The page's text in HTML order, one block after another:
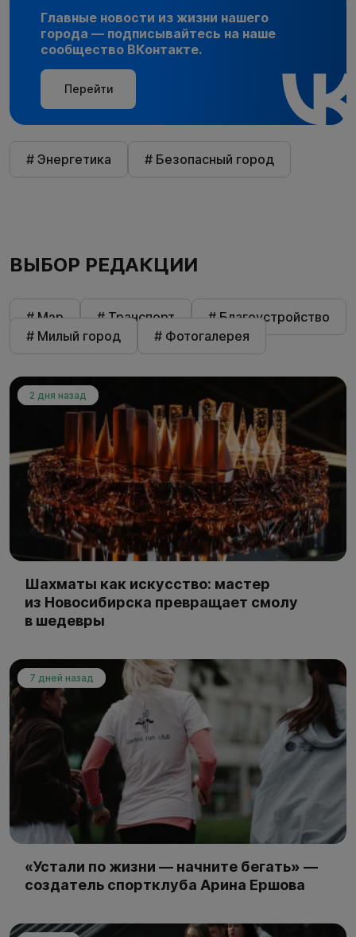
Главные новости из жизни нашего
города — подписывайтесь на наше
сообщество ВКонтакте.
Перейти
# Энергетика # Безопасный город
ВЫБОР РЕДАКЦИИ
# Мэр # Транспорт
# Благоустройство
# Милый город
# Фотогалерея
2 дня назад
Шахматы как искусство: мастер
из Новосибирска превращает смолу
в шедевры
7 дней назад
«Устали по жизни — начните бегать» —
создатель спортклуба Арина Ершова